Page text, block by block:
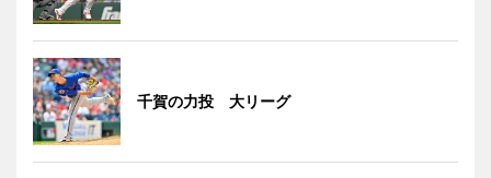
千賀の力投 大リーグ